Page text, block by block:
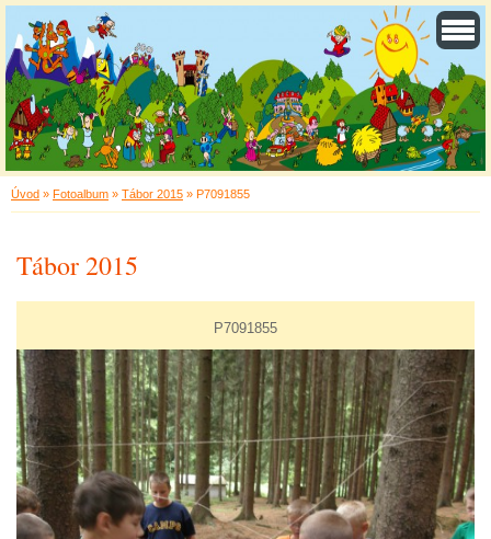
Úvod » Fotoalbum » Tábor 2015 » P7091855
Tábor 2015
P7091855